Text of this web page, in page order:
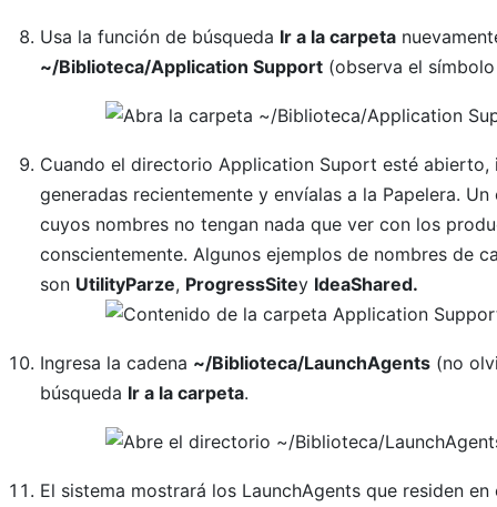
Usa la función de búsqueda Ir a la carpeta
~/Biblioteca/Application Support (observa el
Cuando el directorio Application Suport esté
generadas recientemente y envíalas a la Papelera.
cuyos nombres no tengan nada que ver con los
conscientemente. Algunos ejemplos de nombres de
son UtilityParze, ProgressSitey IdeaShared.
Ingresa la cadena ~/Biblioteca/LaunchAgents (no
búsqueda Ir a la carpeta.
El sistema mostrará los LaunchAgents que residen